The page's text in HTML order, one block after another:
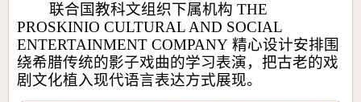
联合国教科文组织下属机构 THE
PROSKINIO CULTURAL AND SOCIAL
ENTERTAINMENT COMPANY 精心设计安排围
绕希腊传统的影子戏曲的学习表演，把古老的戏
剧文化植入现代语言表达方式展现。